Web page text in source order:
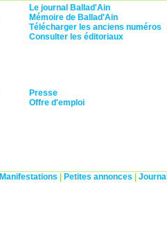
Le journal Ballad'Ain
Mémoire de Ballad'Ain
Télécharger les anciens numéros
Consulter les éditoriaux
Presse
Offre d'emploi
Manifestations Petites annonces